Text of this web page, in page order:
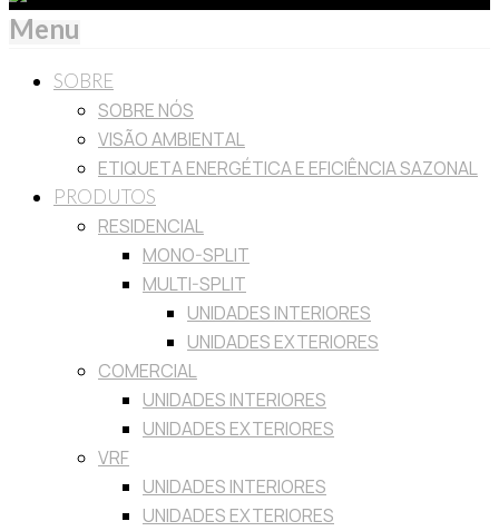
Menu
SOBRE
SOBRE NÓS
VISÃO AMBIENTAL
ETIQUETA ENERGÉTICA E EFICIÊNCIA SAZONAL
PRODUTOS
RESIDENCIAL
MONO-SPLIT
MULTI-SPLIT
UNIDADES INTERIORES
UNIDADES EXTERIORES
COMERCIAL
UNIDADES INTERIORES
UNIDADES EXTERIORES
VRF
UNIDADES INTERIORES
UNIDADES EXTERIORES